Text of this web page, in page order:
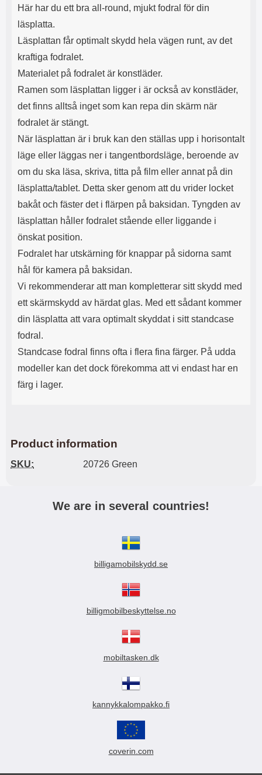
Här har du ett bra all-round, mjukt fodral för din
läsplatta.
Läsplattan får optimalt skydd hela vägen runt, av det
kraftiga fodralet.
Materialet på fodralet är konstläder.
Ramen som läsplattan ligger i är också av konstläder,
det finns alltså inget som kan repa din skärm när
fodralet är stängt.
När läsplattan är i bruk kan den ställas upp i horisontalt
läge eller läggas ner i tangentbordsläge, beroende av
om du ska läsa, skriva, titta på film eller annat på din
läsplatta/tablet. Detta sker genom att du vrider locket
bakåt och fäster det i flärpen på baksidan. Tyngden av
läsplattan håller fodralet stående eller liggande i
önskat position.
Fodralet har utskärning för knappar på sidorna samt
hål för kamera på baksidan.
Vi rekommenderar att man kompletterar sitt skydd med
ett skärmskydd av härdat glas. Med ett sådant kommer
din läsplatta att vara optimalt skyddat i sitt standcase
fodral.
Standcase fodral finns ofta i flera fina färger. På udda
modeller kan det dock förekomma att vi endast har en
färg i lager.
Product information
SKU: 20726 Green
We are in several countries!
billigamobilskydd.se
billigmobilbeskyttelse.no
mobiltasken.dk
kannykkalompakko.fi
coverin.com